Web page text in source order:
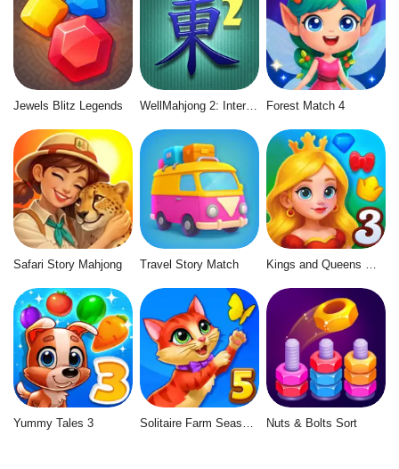
Jewels Blitz Legends WellMahjong 2: Internet Community Forest Match 4
Safari Story Mahjong Travel Story Match
Yummy Tales 3 Solitaire Farm Seasons 5 Nuts & Bolts Sort